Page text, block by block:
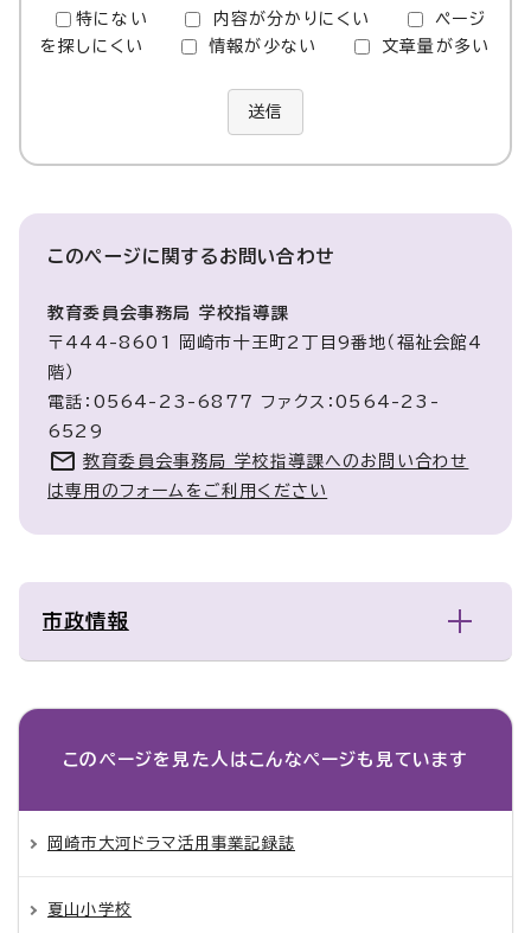
特にない 内容が分かりにくい
ページ
を探しにくい
情報が少ない 文章量が多い
送信
このページに関するお問い合わせ
教育委員会事務局 学校指導課
〒444-8601 岡崎市十王町2丁目9番地（福祉会館4
階）
電話：0564-23-6877 ファクス：0564-23-
6529
教育委員会事務局 学校指導課へのお問い合わせ
は専用のフォームをご利用ください
市政情報
このページを見た人は こんなページも見ています
岡崎市大河ドラマ活用事業記録誌
夏山小学校